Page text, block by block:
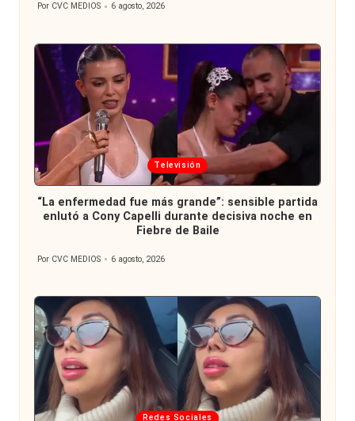
Publicado
Por CVC MEDIOS 6 agosto, 2026
Publicada
en
Televisión
“La enfermedad fue más grande”: sensible partida
enlutó a Cony Capelli durante decisiva noche en
Fiebre de Baile
Publicado
Por CVC MEDIOS 6 agosto, 2026
Publicada
Redes Sociales